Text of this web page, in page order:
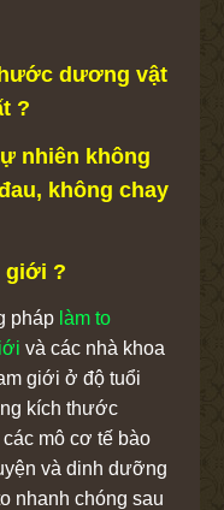
dương vật
?
nhiên không
không chay
giới ?
pháp làm to
và các nhà khoa
giới ở độ tuổi
kích thước
mô cơ tế bào
và dinh dưỡng
nhanh chóng sau